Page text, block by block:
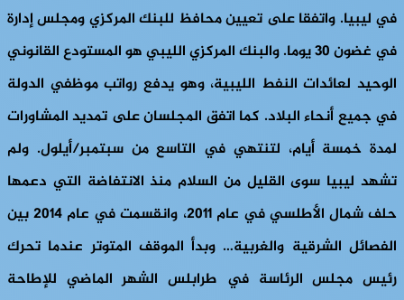
في ليبيا. واتفقا على تعيين محافظ للبنك المركزي ومجلس إدارة
في غضون 30 يوما. والبنك المركزي الليبي هو المستودع القانوني
الوحيد لعائدات النفط الليبية، وهو يدفع رواتب موظفي الدولة
في جميع أنحاء البلاد. كما اتفق المجلسان على تمديد المشاورات
لمدة خمسة أيام، لتنتهي في التاسع من سبتمبر/أيلول. ولم
تشهد ليبيا سوى القليل من السلام منذ الانتفاضة التي دعمها
حلف شمال الأطلسي في عام 2011، وانقسمت في عام 2014 بين
الفصائل الشرقية والغربية… وبدأ الموقف المتوتر عندما تحرك
رئيس مجلس الرئاسة في طرابلس الشهر الماضي للإطاحة